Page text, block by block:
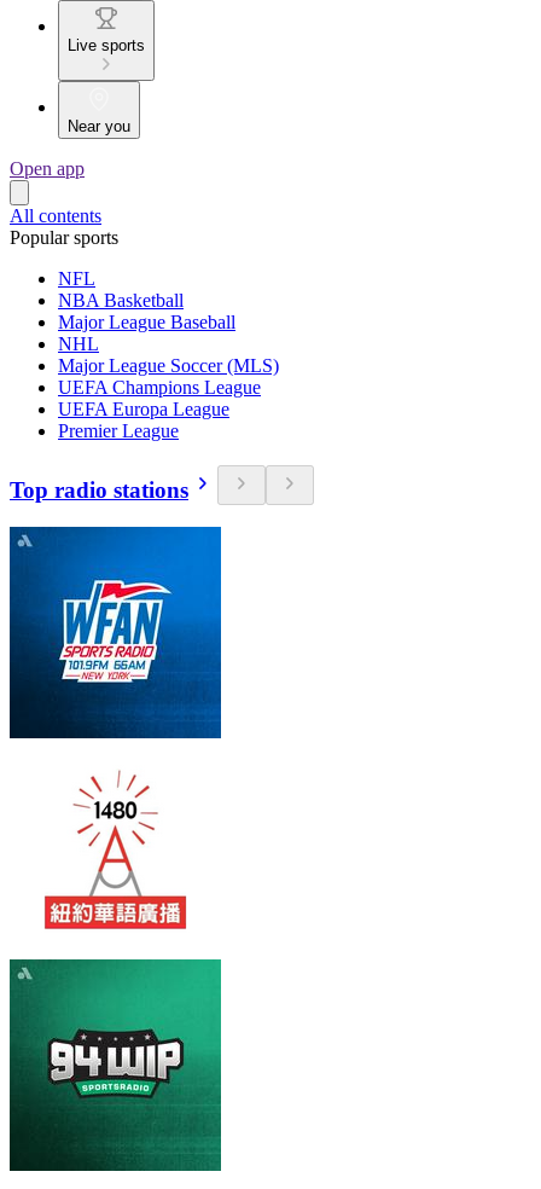
Live sports
Near you
Open app
All contents
Popular sports
NFL
NBA Basketball
Major League Baseball
NHL
Major League Soccer (MLS)
UEFA Champions League
UEFA Europa League
Premier League
Top radio stations